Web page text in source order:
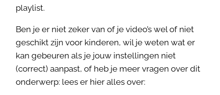
playlist.
Ben je er niet zeker van of je video’s wel of niet
geschikt zijn voor kinderen, wil je weten wat er
kan gebeuren als je jouw instellingen niet
(correct) aanpast, of heb je meer vragen over dit
onderwerp: lees er hier alles over: